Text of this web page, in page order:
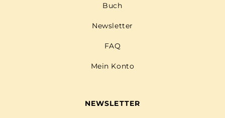
Buch
Newsletter
FAQ
Mein Konto
NEWSLETTER